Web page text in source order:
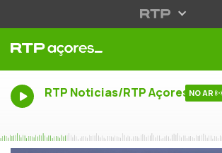
RTP Noticias/RTP Açores NO AR